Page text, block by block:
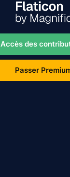
Accès des
Passer